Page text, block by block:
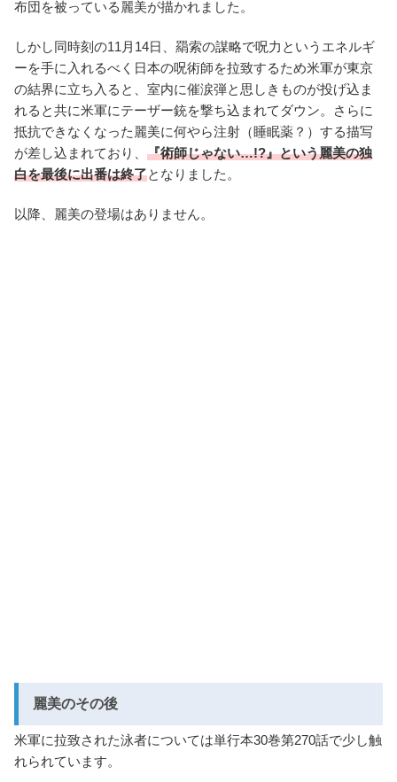
布団を被っている麗美が描かれました。
しかし同時刻の11月14日、羂索の謀略で呪力というエネルギ
ーを手に入れるべく日本の呪術師を拉致するため米軍が東京
の結界に立ち入ると、室内に催涙弾と思しきものが投げ込ま
れると共に米軍にテーザー銃を撃ち込まれてダウン。さらに
抵抗できなくなった麗美に何やら注射（睡眠薬？）する描写
が差し込まれており、 『術師じゃない…!?』という麗美の独
白を最後に出番は終了となりました。
以降、麗美の登場はありません。
麗美のその後
米軍に拉致された泳者については単行本30巻第270話で少し触
れられています。